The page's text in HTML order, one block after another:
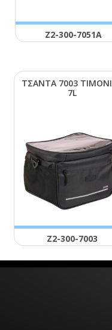
Ζ2-300-7051Α
ΤΣΑΝΤΑ 7003
7L
Ζ2-300-7003